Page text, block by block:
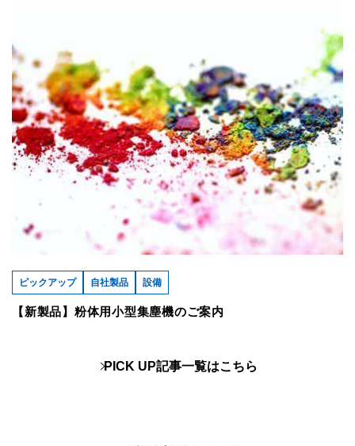
ピックアップ 自社製品 設備
【新製品】粉体用小型集塵機のご案内
PICK UP記事一覧はこちら